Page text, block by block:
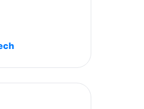
Galaxy
Fnac (Vendeur Tiers)